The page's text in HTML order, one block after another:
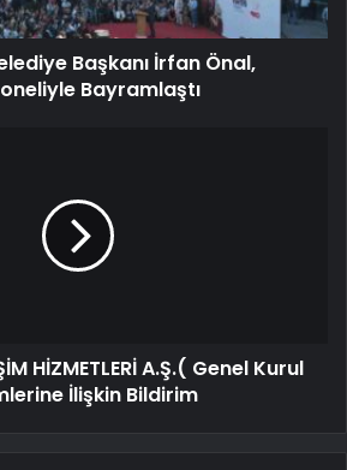
Başkanı İrfan Önal,
Bayramlaştı
HİZMETLERİ A.Ş.( Genel Kurul
İlişkin Bildirim